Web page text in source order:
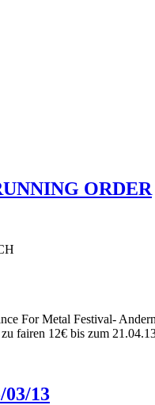
ORDER
For Metal Festival-
fairen 12€ bis zum
13